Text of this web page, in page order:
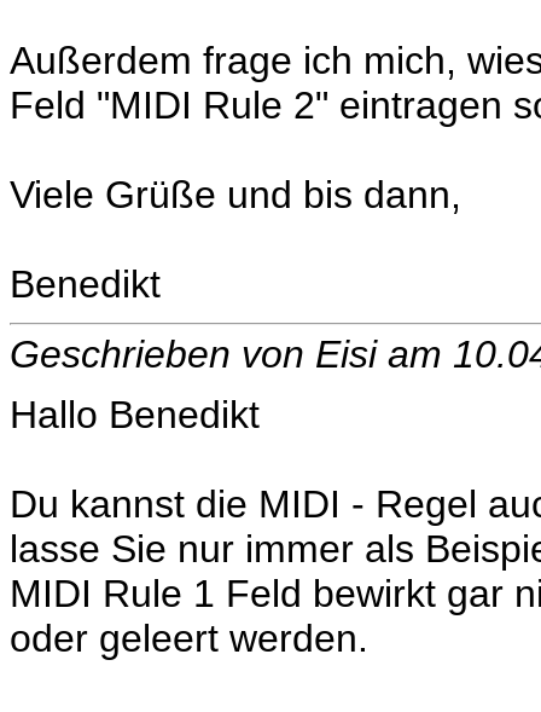
Außerdem frage ich mich,
Feld "MIDI Rule 2" eintragen
Viele Grüße und bis dann,
Benedikt
Geschrieben von Eisi am
Hallo Benedikt
Du kannst die MIDI - Regel
lasse Sie nur immer als
MIDI Rule 1 Feld bewirkt gar
oder geleert werden.